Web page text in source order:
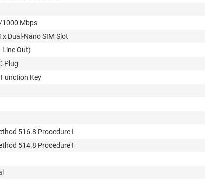
Mbps
Dual-Nano SIM Slot
Line Out)
Plug
Key
516.8 Procedure I
514.8 Procedure I